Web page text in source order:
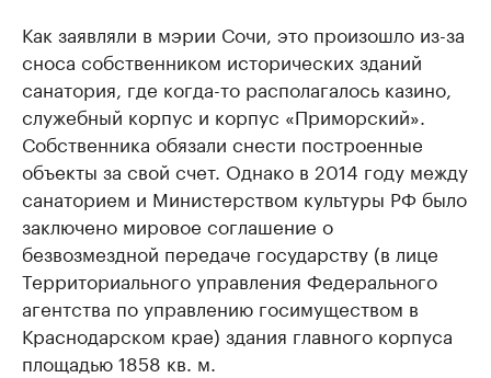
Как заявляли в мэрии Сочи, это произошло из-за
сноса собственником исторических зданий
санатория, где когда-то располагалось казино,
служебный корпус и корпус «Приморский».
Собственника обязали снести построенные
объекты за свой счет. Однако в 2014 году между
санаторием и Министерством культуры РФ было
заключено мировое соглашение о
безвозмездной передаче государству (в лице
Территориального управления Федерального
агентства по управлению госимуществом в
Краснодарском крае) здания главного корпуса
площадью 1858 кв. м.